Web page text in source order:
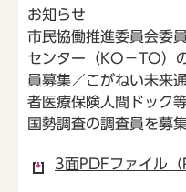
お知らせ
市民協働推進委員会委
センター（KO－TO）
員募集／こがねい未来
者医療保険人間ドック
国勢調査の調査員を募
3面PDFファイル